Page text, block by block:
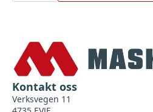
Kontakt oss
Verksvegen 11